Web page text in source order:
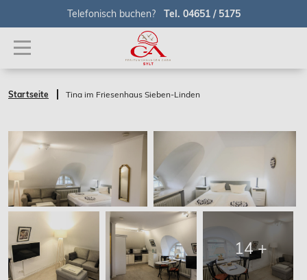
Telefonisch buchen? Tel. 04651 / 5175
Startseite Tina im Friesenhaus Sieben-Linden
14 +